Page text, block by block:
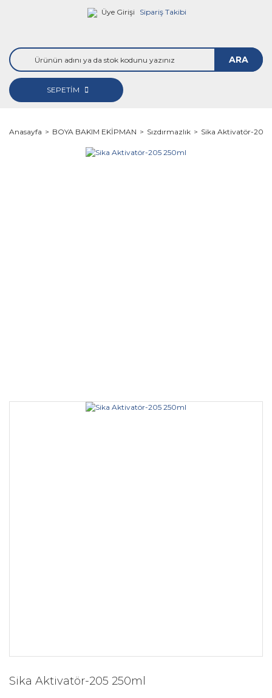
Üye Girişi Sipariş Takibi
ARA
SEPETİM
Anasayfa BOYA BAKIM EKİPMAN Sızdırmazlık Sika Aktivatör-205
Sika Aktivatör-205 250ml